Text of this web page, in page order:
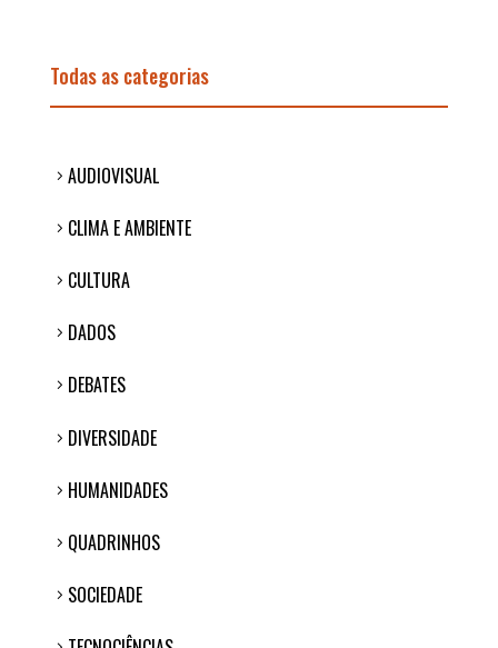
Todas as categorias
AUDIOVISUAL
CLIMA E AMBIENTE
CULTURA
DADOS
DEBATES
DIVERSIDADE
HUMANIDADES
QUADRINHOS
SOCIEDADE